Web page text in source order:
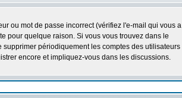
ou mot de passe incorrect (vérifiez l'e-mail qui vous a
pour quelque raison. Si vous vous trouvez dans le
périodiquement les comptes des utilisateurs
encore et impliquez-vous dans les discussions.